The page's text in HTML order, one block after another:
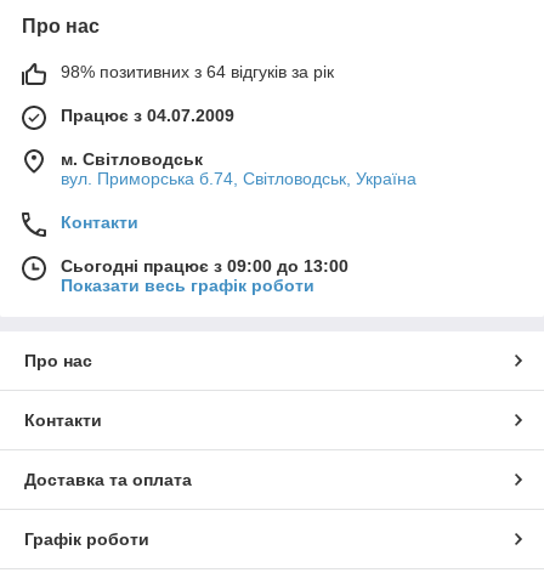
Про нас
98% позитивних з 64 відгуків за рік
Працює з 04.07.2009
м. Світловодськ
вул. Приморська б.74, Світловодськ, Україна
Контакти
Сьогодні працює з 09:00 до 13:00
Показати весь графік роботи
Про нас
Контакти
Доставка та оплата
Графік роботи